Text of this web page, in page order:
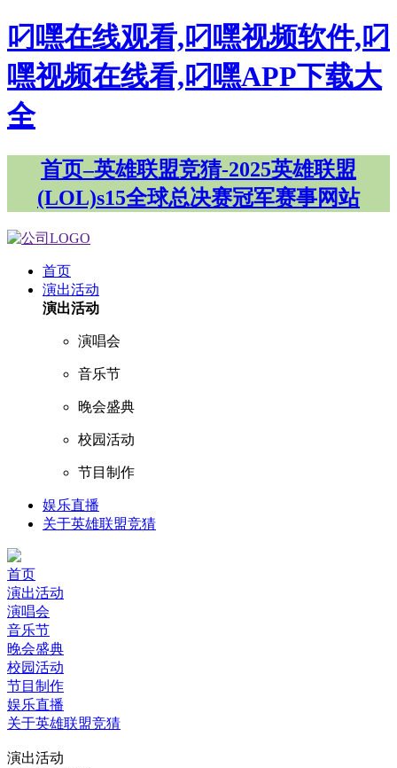
叼嘿在线观看,叼嘿视频软件,叼
嘿视频在线看,叼嘿APP下载大
全
首页–英雄联盟竞猜-2025英雄联盟
(LOL)s15全球总决赛冠军赛事网站
首页
演出活动
演出活动
演唱会
音乐节
晚会盛典
校园活动
节目制作
娱乐直播
关于英雄联盟竞猜
首页
演出活动
演唱会
音乐节
晚会盛典
校园活动
节目制作
娱乐直播
关于英雄联盟竞猜
演出活动